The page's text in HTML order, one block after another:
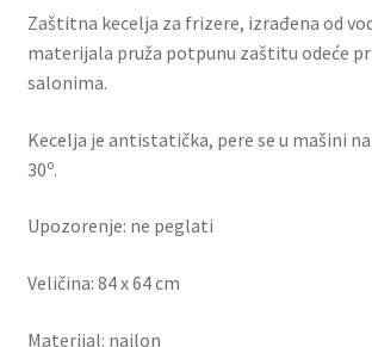
Zaštitna kecelja za frizere, izrađena od
materijala pruža potpunu zaštitu odeće
salonima.
Kecelja je antistatička, pere se u mašini
30o.
Upozorenje: ne peglati
Veličina: 84 x 64 cm
Materijal: najlon